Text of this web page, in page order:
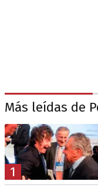
Más leídas de
1